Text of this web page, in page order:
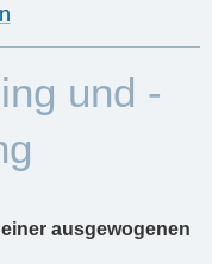
und -
ausgewogenen